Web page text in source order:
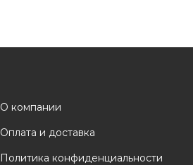
О компании
Оплата и доставка
Политика конфиденциальности